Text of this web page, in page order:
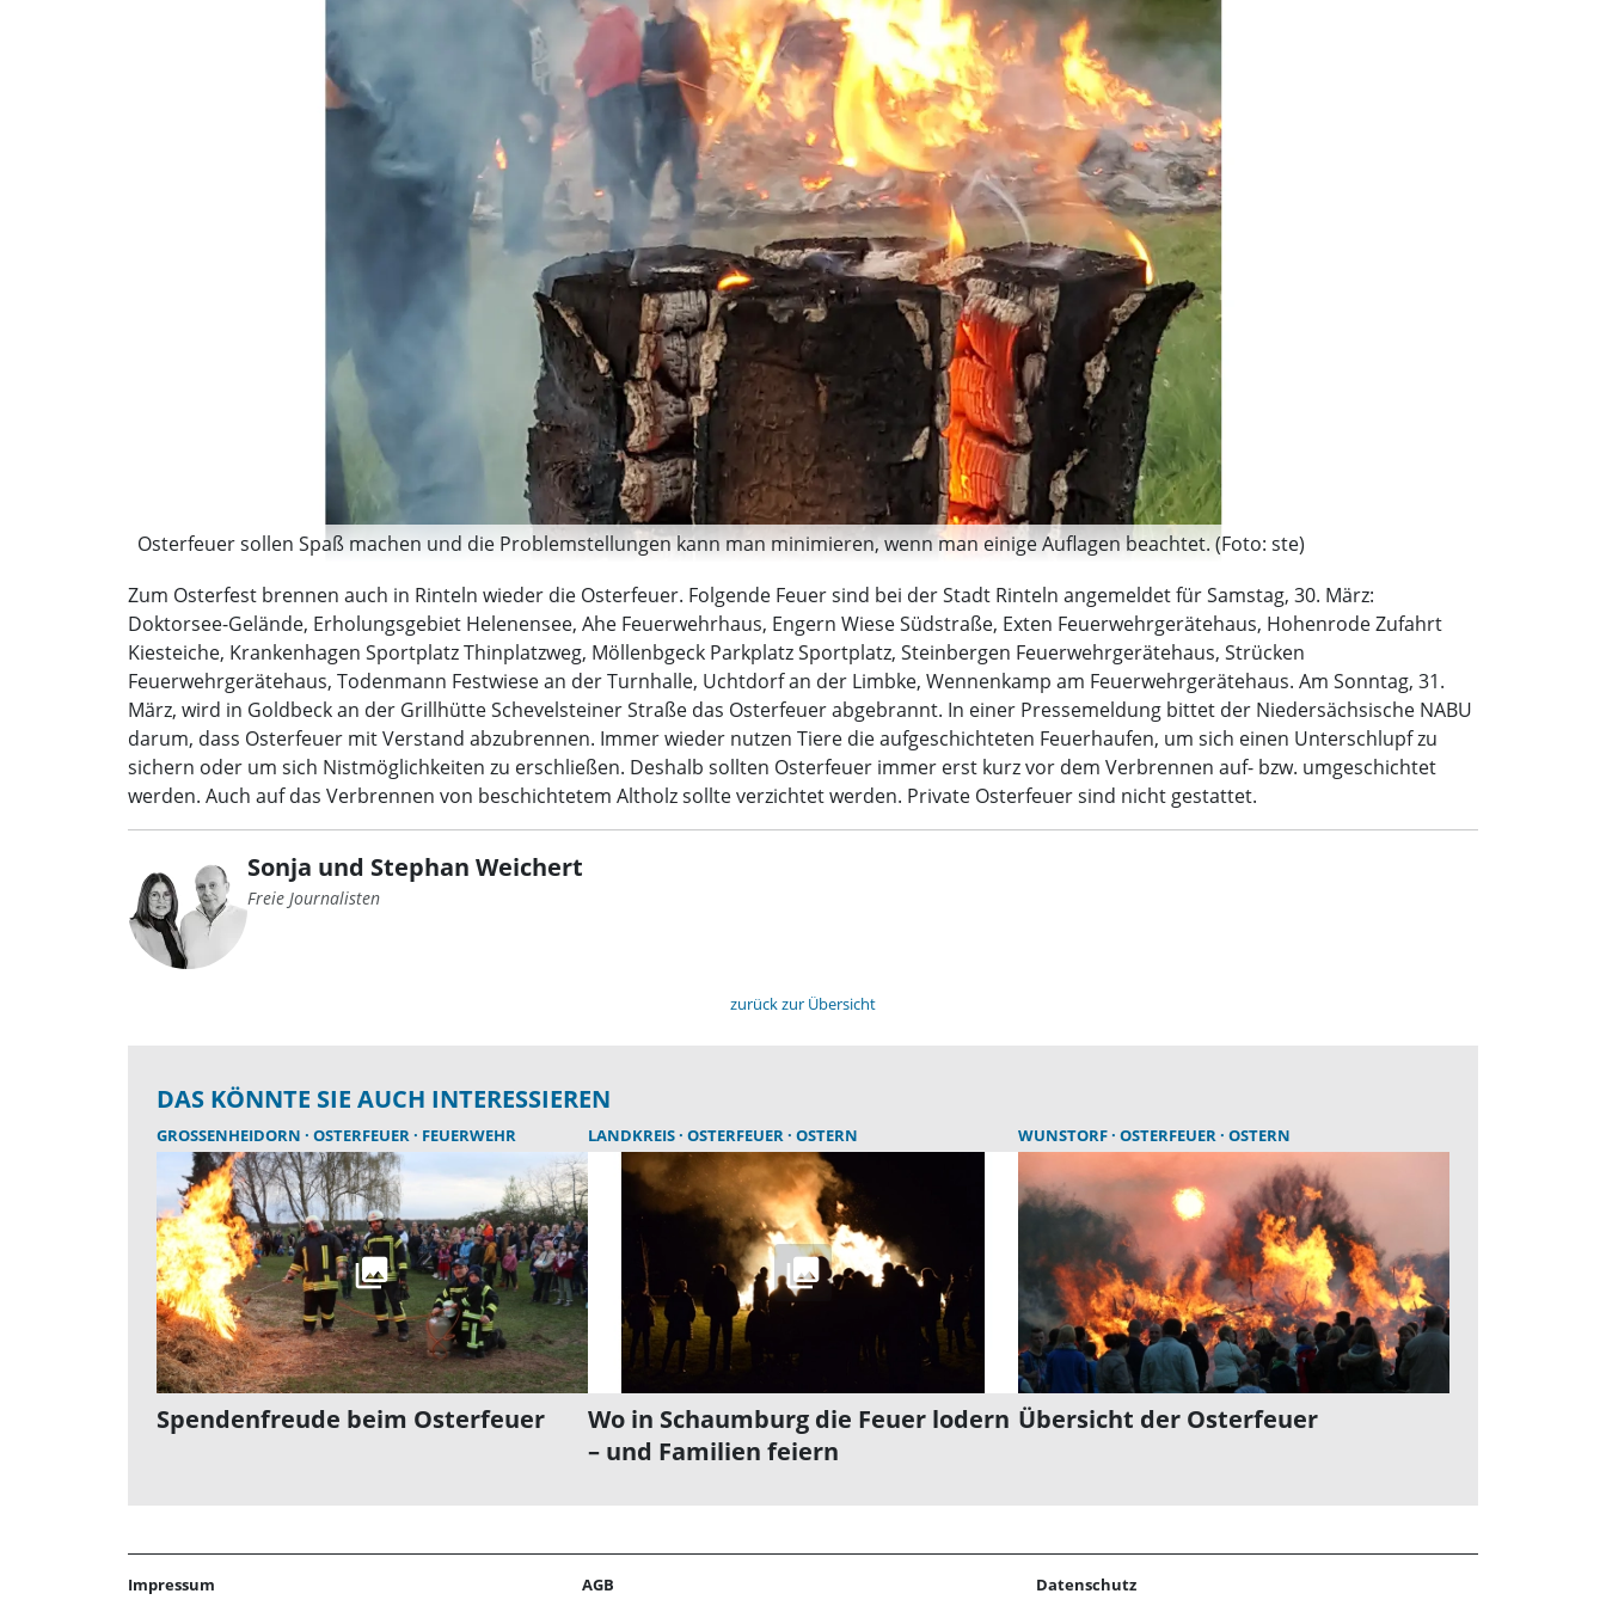
Osterfeuer sollen Spaß machen und die Problemstellungen kann man minimieren, wenn man einige Auflagen beachtet. (Foto: ste)
Zum Osterfest brennen auch in Rinteln wieder die Osterfeuer. Folgende Feuer sind bei der Stadt Rinteln angemeldet für Samstag, 30. März:
Doktorsee-Gelände, Erholungsgebiet Helenensee, Ahe Feuerwehrhaus, Engern Wiese Südstraße, Exten Feuerwehrgerätehaus, Hohenrode Zufahrt
Kiesteiche, Krankenhagen Sportplatz Thinplatzweg, Möllenbgeck Parkplatz Sportplatz, Steinbergen Feuerwehrgerätehaus, Strücken
Feuerwehrgerätehaus, Todenmann Festwiese an der Turnhalle, Uchtdorf an der Limbke, Wennenkamp am Feuerwehrgerätehaus. Am Sonntag, 31.
März, wird in Goldbeck an der Grillhütte Schevelsteiner Straße das Osterfeuer abgebrannt. In einer Pressemeldung bittet der Niedersächsische NABU
darum, dass Osterfeuer mit Verstand abzubrennen. Immer wieder nutzen Tiere die aufgeschichteten Feuerhaufen, um sich einen Unterschlupf zu
sichern oder um sich Nistmöglichkeiten zu erschließen. Deshalb sollten Osterfeuer immer erst kurz vor dem Verbrennen auf- bzw. umgeschichtet
werden. Auch auf das Verbrennen von beschichtetem Altholz sollte verzichtet werden. Private Osterfeuer sind nicht gestattet.
Sonja und Stephan Weichert
Freie Journalisten
zurück zur Übersicht
DAS KÖNNTE SIE AUCH INTERESSIEREN
GROSSENHEIDORN OSTERFEUER FEUERWEHR
Spendenfreude beim Osterfeuer
LANDKREIS OSTERFEUER OSTERN
Wo in Schaumburg die Feuer lodern
– und Familien feiern
WUNSTORF OSTERFEUER OSTERN
Übersicht der Osterfeuer
Impressum AGB Datenschutz